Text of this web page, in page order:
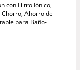
con Filtro Iónico,
Ahorro de
para Baño-